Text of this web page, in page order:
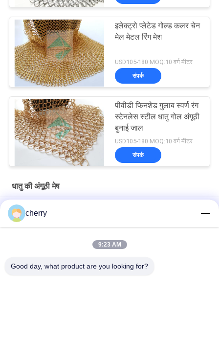
इलेक्ट्रो प्लेटेड गोल्ड कलर चेन
मेल मेटल रिंग मेश
USD105-180 MOQ:10 वर्ग मीटर
संपर्क
पीवीडी फिनशेड गुलाब स्वर्ण रंग
स्टेनलेस स्टील धातु गोल अंगूठी
बुनाई जाल
USD105-180 MOQ:10 वर्ग मीटर
संपर्क
धातु की अंगूठी मेष
छत डाया 1.0 x 20 मिमी एस हुक धातु मेष ड्रेपी छत उपचार के लिए फ्लैट वायर के
साथ cherry
9:23 AM
Good day, what product are you looking for?